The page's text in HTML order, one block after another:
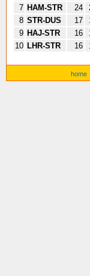
7 HAM-STR 24
8 STR-DUS 17
9 HAJ-STR 16
10 LHR-STR 16
home